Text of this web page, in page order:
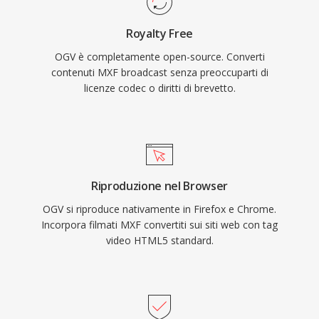
Firefox e Chrome hanno entrambi incluso il
supporto nativo OGV, dimostrando che il video
sul web poteva funzionare senza dipendenza
da plugin proprietari o codec con licenza. Il
WebM e AV1 abbiano largamente sostituito
formato resta disponibile nelle distribuzioni
Linux, negli strumenti multimediali open-source
e nei contesti dove la completa libertà da
Royalty Free
OGV è completamente open-source. Converti
contenuti MXF broadcast senza preoccuparti di
licenze codec o diritti di brevetto.
Riproduzione nel Browser
OGV si riproduce nativamente in Firefox e Chrome.
Incorpora filmati MXF convertiti sui siti web con tag
video HTML5 standard.